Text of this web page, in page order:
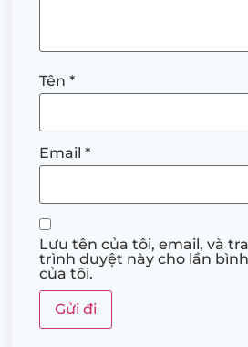
Tên *
Email *
Lưu tên của tôi, email, và
trình duyệt này cho lần
của tôi.